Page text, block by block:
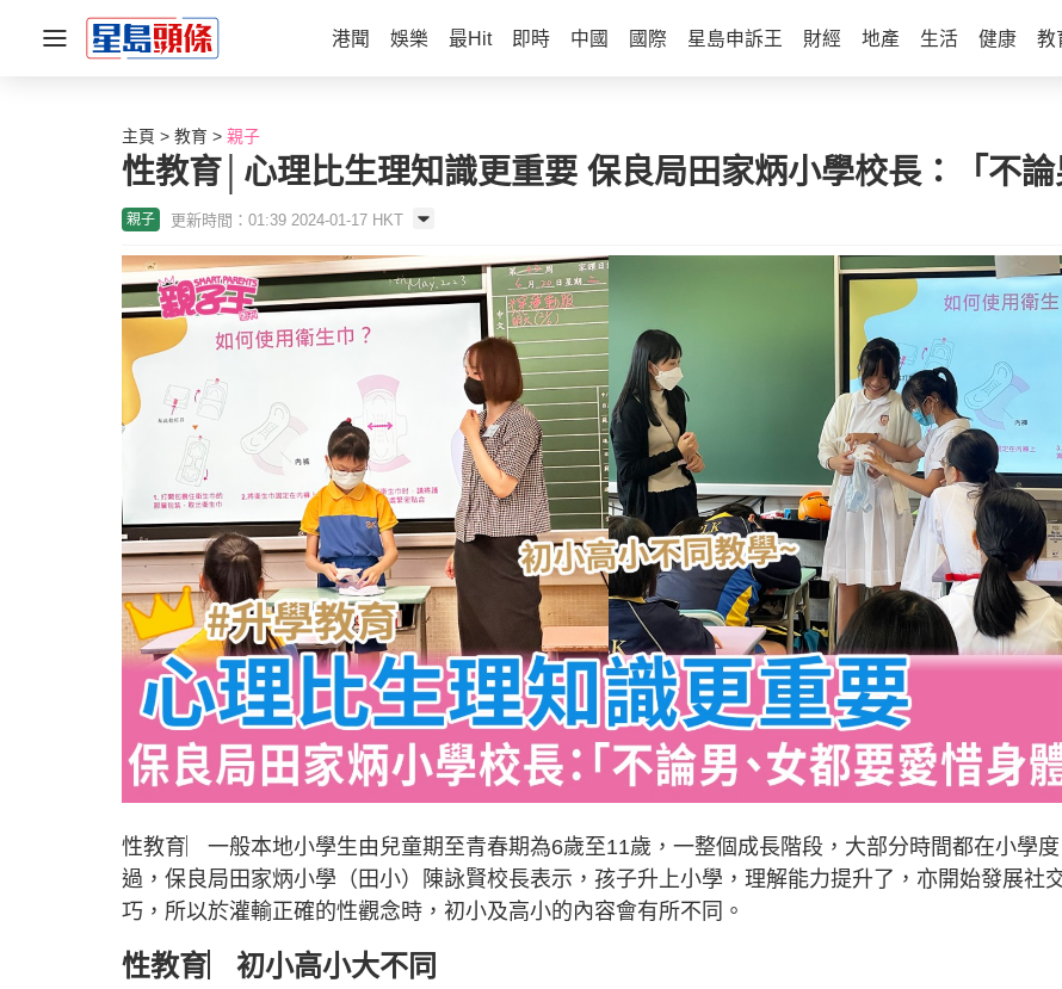
港聞 娛樂 最Hit 即時 中國 國際 星島申訴王 財經 地產 生活 健康 教
主頁 教育 親子
性教育│心理比生理知識更重要 保良局田家炳小學校長：「不論
親子 更新時間：01:39 2024-01-17 HKT
性教育︳一般本地小學生由兒童期至青春期為6歲至11歲，一整個成長階段，大部分時間都在小學度
過，保良局田家炳小學（田小）陳詠賢校長表示，孩子升上小學，理解能力提升了，亦開始發展社
巧，所以於灌輸正確的性觀念時，初小及高小的內容會有所不同。
性教育︳初小高小大不同